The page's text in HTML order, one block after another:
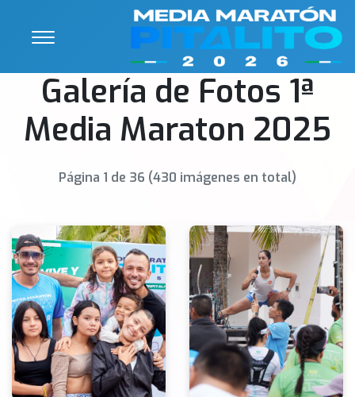
Galería de Fotos 1ª
Media Maraton 2025
Página 1 de 36 (430 imágenes en total)